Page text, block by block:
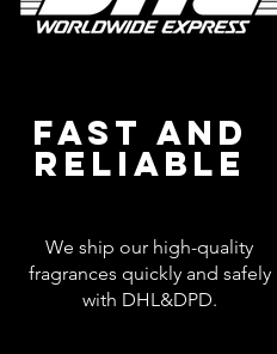
FAST AND
RELIABLE
We ship our high-quality
fragrances quickly and safely
with DHL&DPD.